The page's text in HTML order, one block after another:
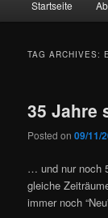
Startseite
TAG ARCHIVES:
35 Jahre
Posted on09/11/
… und nur noch
gleiche
immer noch